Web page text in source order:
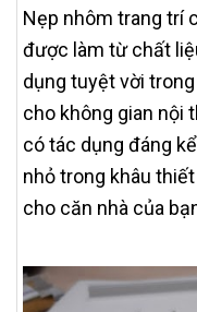
Nẹp nhôm trang trí
được làm từ chất
dụng tuyệt vời
cho không gian nội
có tác dụng đáng
nhỏ trong khâu
cho căn nhà của